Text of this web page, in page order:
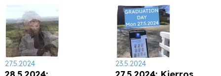
27.5.2024 23.5.2024